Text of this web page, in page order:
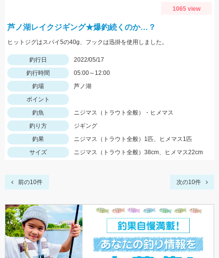
1065 view
芦ノ湖レイクジギング★爆釣続くのか…？
ヒットジグはスパイ5の40g、フックは迅掛を使用しました。
釣行日
2022/05/17
釣行時間
05:00～12:00
釣場
芦ノ湖
ポイント
釣魚
ニジマス（トラウト全般）・ヒメマス
釣り方
ジギング
釣果
ニジマス（トラウト全般）1匹、ヒメマス1匹
サイズ
ニジマス（トラウト全般）38cm、ヒメマス22cm
前の10件 次の10件